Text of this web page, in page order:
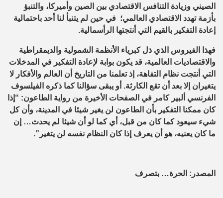
الصيني وزيادة التنافس الاقتصادي بين الصين وأميركا، والتنبؤ
بأزمة تهدد الاقتصادي العالمي؛ في حين لم يتنبأ لنا أحد باحتمالية
إعادة التفكير بالقيم التي أنتجتها الرأسمالية.
فهذا الفيروس الذي ذل كبرياء الأنظمة الشمولية والديمقراطية
والاقتصاديات العالمية، قد يكون بوابة لإعادة التفكير في المدخلات
التي أنتجت نظام التفاهة، إذ تعلمنا من التاريخ أن العالم والأفكار لا
يتغيران إلا بعد أن تقع الكارثة. أو يبقى سؤالنا كما ذكره الفيلسوف
الفرنسي ألبير كامر في الصفحات الأخيرة من رواية الطاعون: “إذا
كان ممكنا التفكير بأن الطاعون لن يغير شيئا في المدينة، وأن كل
شيء سيعود كما كان من قبل، أي كما لو أن شيئا لم يحدث… إن
ما كان يعنيه، هو أن يعرف إذا كان النظام نفسه لن يتغير”.
المصدر: الحرة… بتصرف